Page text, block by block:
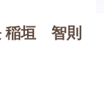
稲垣 智則